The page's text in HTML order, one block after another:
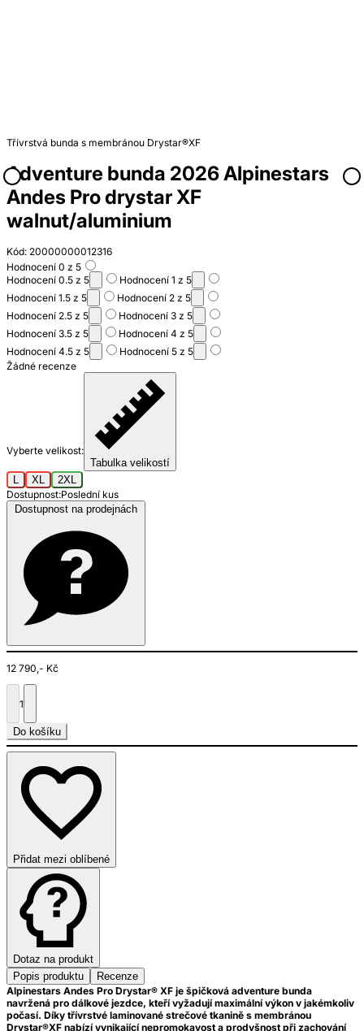
Třívrstvá bunda s membránou Drystar®XF
Adventure bunda 2026 Alpinestars
Andes Pro drystar XF
walnut/aluminium
Kód: 20000000012316
Hodnocení 0 z 5
Hodnocení 0.5 z 5
Hodnocení 1 z 5
Hodnocení 1.5 z 5
Hodnocení 2 z 5
Hodnocení 2.5 z 5
Hodnocení 3 z 5
Hodnocení 3.5 z 5
Hodnocení 4 z 5
Hodnocení 4.5 z 5
Hodnocení 5 z 5
Žádné recenze
Vyberte velikost:
Tabulka velikostí
L
XL
2XL
Dostupnost:Poslední kus
12 790,- Kč
1
Do košíku
Přidat mezi oblíbené
Dotaz na produkt
Popis produktu
Recenze
Alpinestars Andes Pro Drystar® XF je špičková adventure bunda
navržená pro dálkové jezdce, kteří vyžadují maximální výkon v jakémkoliv
počasí. Díky třívrstvé laminované strečové tkanině s membránou
Drystar®XF nabízí vynikající nepromokavost a prodyšnost při zachování